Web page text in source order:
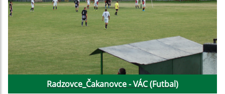
Radzovce_Čakanovce - VÁC (Futbal)